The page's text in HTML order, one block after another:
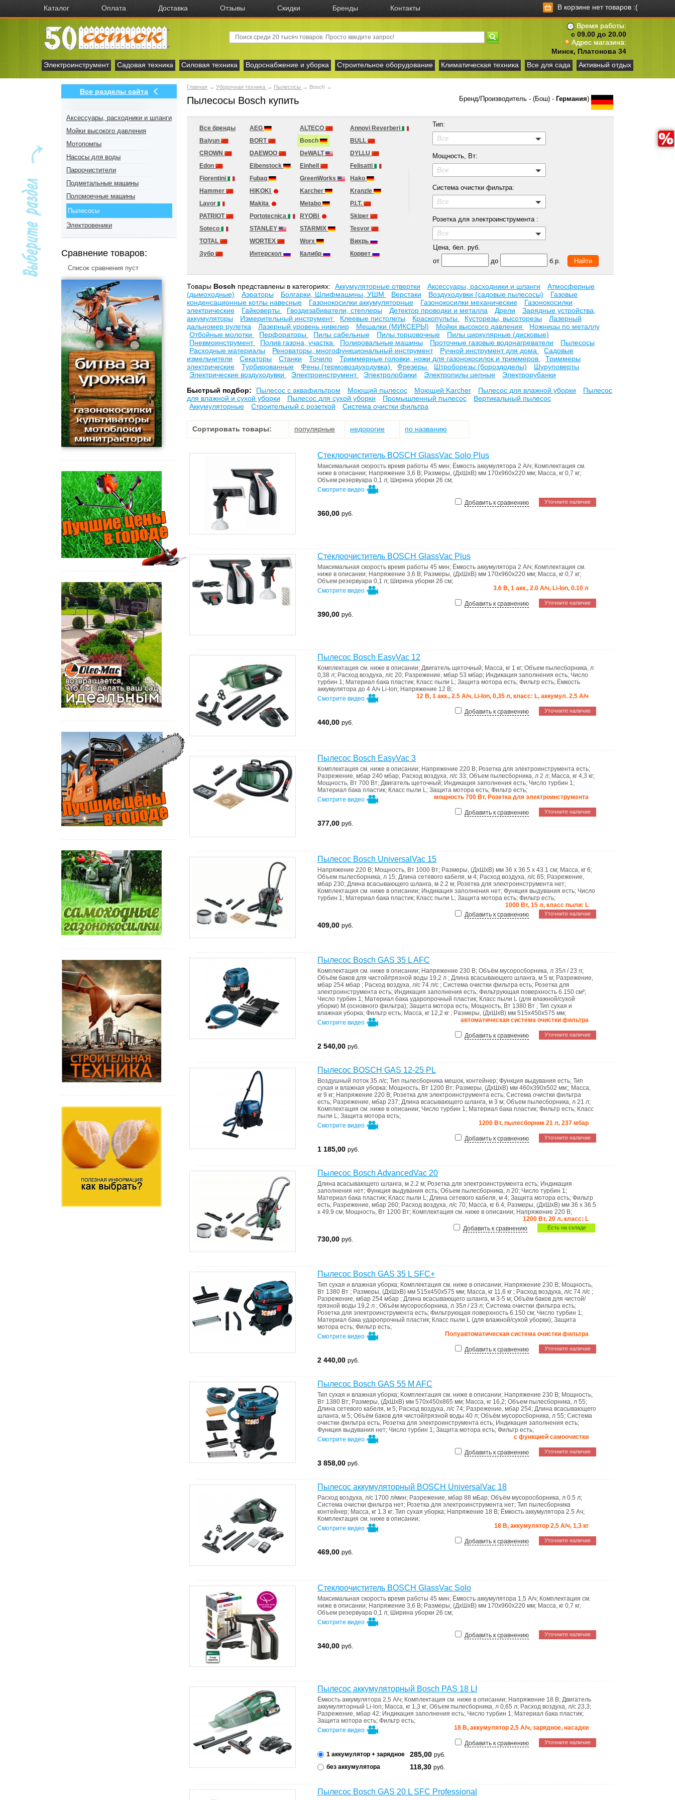
Каталог Оплата Доставка Отзывы Скидки Бренды Контакты В корзине нет товаров :(
Время работы:
с 09.00 до 20.00
Адрес магазина:
Минск, Платонова 34
Электроинструмент
Садовая техника Силовая техника Водоснабжение и уборка Строительное оборудование Климатическая техника Все для сада Активный отдых
Все разделы сайта
Аксесcуары, расходники и шланги
Мойки высокого давления
Мотопомпы
Насосы для воды
Пароочистители
Подметальные машины
Поломоечные машины
Пылесосы
Электровеники
Сравнение товаров:
Список сравнения пуст
Главная → Уборочная техника → Пылесосы → Bosch →
Пылесосы Bosch купить Бренд/Производитель - (Бош) - Германия)
Все бренды AEG ALTECO
Annovi Reverberi
Baiyun
BORT Bosch
BULL
CROWN
DAEWOO DeWALT
DYLLU
Edon
Eibenstock Einhell
Felisatti
Fiorentini
Fubag GreenWorks
Hako
Hammer
HiKOKI Karcher
Kranzle
Lavor
Makita Metabo
P.I.T.
PATRIOT
Portotecnica RYOBI
Skiper
Soteco
STANLEY STARMIX
Tesvor
TOTAL
WORTEX Worx
Вихрь
Зубр
Интерскол Калибр Корвет
Тип:
Все
Мощность, Вт:
Все
Система очистки фильтра:
Все
Розетка для электроинструмента :
Все
Цена, бел. руб.
от
до б.р.
Товары Bosch представлены в категориях: Аккумуляторные отвертки Аксесcуары, расходники и шланги
Атмосферные
(дымоходные)
Аэраторы Болгарки, Шлифмашины, УШМ Верстаки Воздуходувки (садовые пылесосы)
Газовые
конденсационные котлы навесные
Газонокосилки аккумуляторные Газонокосилки механические
Газонокосилки
электрические
Гайковерты Гвоздезабиватели, степлеры Детектор проводки и металла Дрели
Зарядные устройства,
аккумуляторы
Измерительный инструмент Клеевые пистолеты Краскопульты Кусторезы, высоторезы
Лазерный
дальномер рулетка
Лазерный уровень нивелир Мешалки (МИКСЕРЫ) Мойки высокого давления
Ножницы по металлу
Отбойные молотки
Перфораторы Пилы сабельные Пилы торцовочные
Пилы циркулярные (дисковые)
Пневмоинструмент
Полив газона, участка Полировальные машины Проточные газовые водонагреватели
Пылесосы
Расходные материалы
Реноваторы, многофункциональный инструмент Ручной инструмент для дома
Садовые
измельчители
Секаторы Станки Точило Триммерные головки, ножи для газонокосилок и триммеров
Триммеры
электрические
Турбированные Фены (термовоздуходувка) Фрезеры Штроборезы (бороздоделы)
Шуруповерты
Электрические воздуходувки
Электроинструмент Электролобзики Электропилы цепные
Электрорубанки
Быстрый подбор:
Пылесос с аквафильтром Моющий пылесос Моющий Karcher Пылесос для влажной уборки
Пылесос
для влажной и сухой уборки
Пылесос для сухой уборки Промышленный пылесос
Вертикальный пылесос
Аккумуляторные
Строительный с розеткой Система очистки фильтра
Сортировать товары: популярные недорогие по названию
Стеклоочиститель BOSCH GlassVac Solo Plus
Максимальная скорость время работы 45 мин; Ёмкость аккумулятора 2 А/ч; Комплектация см.
ниже в описании; Напряжение 3,6 В; Размеры, (ДхШхВ) мм 170x960x220 мм; Масса, кг 0,7 кг;
Объем резервуара 0,1 л; Ширина уборки 26 см;
Смотрите видео
Уточните наличие
Добавить к сравнению
360,00 руб.
Стеклоочиститель BOSCH GlassVac Plus
Максимальная скорость время работы 45 мин; Ёмкость аккумулятора 2 А/ч; Комплектация см.
ниже в описании; Напряжение 3,6 В; Размеры, (ДхШхВ) мм 170x960x220 мм; Масса, кг 0,7 кг;
Объем резервуара 0,1 л; Ширина уборки 26 см;
3.6 В, 1 акк., 2.0 А/ч, Li-Ion, 0.10 л
Смотрите видео
Уточните наличие
Добавить к сравнению
390,00 руб.
Пылесос Bosch EasyVac 12
Комплектация см. ниже в описании; Двигатель щеточный; Масса, кг 1 кг; Объем пылесборника, л
0,38 л; Расход воздуха, л/с 20; Разрежение, мбар 53 мбар; Индикация заполнения есть; Число
турбин 1; Материал бака пластик; Класс пыли L; Защита мотора есть; Фильтр есть; Ёмкость
аккумулятора до 4 А/ч Li-lon; Напряжение 12 В;
12 В, 1 акк., 2.5 А/ч, Li-Ion, 0,35 л, класс: L, аккумул. 2,5 А/ч
Смотрите видео
Уточните наличие
Добавить к сравнению
440,00 руб.
Пылесос Bosch EasyVac 3
Комплектация см. ниже в описании; Напряжение 220 В; Розетка для электроинструмента есть;
Разрежение, мбар 240 мбар; Расход воздуха, л/с 33; Объем пылесборника, л 2 л; Масса, кг 4,3 кг;
Мощность, Вт 700 Вт; Двигатель щеточный; Индикация заполнения есть; Число турбин 1;
Материал бака пластик; Класс пыли L; Защита мотора есть; Фильтр есть;
мощность 700 Вт, Розетка для электроинструмента
Смотрите видео
Уточните наличие
Добавить к сравнению
377,00 руб.
Пылесос Bosch UniversalVac 15
Напряжение 220 В; Мощность, Вт 1000 Вт; Размеры, (ДхШхВ) мм 36 x 36.5 x 43.1 см; Масса, кг 6;
Объем пылесборника, л 15; Длина сетевого кабеля, м 4; Расход воздуха, л/с 65; Разрежение,
мбар 230; Длина всасывающего шланга, м 2.2 м; Розетка для электроинструмента нет;
Комплектация см. ниже в описании; Индикация заполнения нет; Функция выдувания есть; Число
турбин 1; Материал бака пластик; Класс пыли L; Защита мотора есть; Фильтр есть;
1000 Вт, 15 л, класс пыли: L
Уточните наличие
Добавить к сравнению
409,00 руб.
Пылесос Bosch GAS 35 L AFC
Комплектация см. ниже в описании; Напряжение 230 B; Объём мусоросборника, л 35л / 23 л;
Объём баков для чистой/грязной воды 19,2 л ; Длина всасывающего шланга, м 5 м; Разрежение,
мбар 254 мбар ; Расход воздуха, л/с 74 л/с ; Система очистки фильтра есть; Розетка для
электроинструмента есть; Индикация заполнения есть; Фильтрующая поверхность 6.150 см²;
Число турбин 1; Материал бака ударопрочный пластик; Класс пыли L (для влажной/сухой
уборки) М (основного фильтра); Защита мотора есть; Мощность, Вт 1380 Вт ; Тип сухая и
влажная уборка; Фильтр есть; Масса, кг 12,2 кг ; Размеры, (ДхШхВ) мм 515х450х575 мм;
автоматическая система очистки фильтра
Смотрите видео
Уточните наличие
Добавить к сравнению
2 540,00 руб.
Пылесос BOSCH GAS 12-25 PL
Воздушный поток 35 л/с; Тип пылесборника мешок, контейнер; Функция выдувания есть; Тип
сухая и влажная уборка; Мощность, Вт 1200 Вт; Размеры, (ДхШхВ) мм 460х390х502 мм;; Масса,
кг 9 кг; Напряжение 220 B; Розетка для электроинструмента есть; Система очистки фильтра
есть; Разрежение, мбар 237; Длина всасывающего шланга, м 3 м; Объем пылесборника, л 21 л;
Комплектация см. ниже в описании; Число турбин 1; Материал бака пластик; Фильтр есть; Класс
пыли L; Защита мотора есть;
1200 Вт, пылесборник 21 л, 237 мбар
Смотрите видео
Уточните наличие
Добавить к сравнению
1 185,00 руб.
Пылесос Bosch AdvancedVac 20
Длина всасывающего шланга, м 2.2 м; Розетка для электроинструмента есть; Индикация
заполнения нет; Функция выдувания есть; Объем пылесборника, л 20; Число турбин 1;
Материал бака пластик; Класс пыли L; Длина сетевого кабеля, м 4; Защита мотора есть; Фильтр
есть; Разрежение, мбар 260; Расход воздуха, л/с 70; Масса, кг 6.4; Размеры, (ДхШхВ) мм 36 x 36.5
x 49.9 см; Мощность, Вт 1200 Вт; Комплектация см. ниже в описании; Напряжение 220 В;
1200 Вт, 20 л, класс: L
Есть на складе
Добавить к сравнению
730,00 руб.
Пылесос Bosch GAS 35 L SFC+
Тип сухая и влажная уборка; Комплектация см. ниже в описании; Напряжение 230 B; Мощность,
Вт 1380 Вт ; Размеры, (ДхШхВ) мм 515х450х575 мм; Масса, кг 11,6 кг ; Расход воздуха, л/с 74 л/с ;
Разрежение, мбар 254 мбар ; Длина всасывающего шланга, м 3-5 м; Объём баков для чистой/
грязной воды 19,2 л ; Объём мусоросборника, л 35л / 23 л; Система очистки фильтра есть;
Розетка для электроинструмента есть; Фильтрующая поверхность 6.150 см; Число турбин 1;
Материал бака ударопрочный пластик; Класс пыли L (для влажной/сухой уборки); Защита
мотора есть; Фильтр есть;
Полуавтоматическая система очистки фильтра
Смотрите видео
Уточните наличие
Добавить к сравнению
2 440,00 руб.
Пылесос Bosch GAS 55 M AFC
Тип сухая и влажная уборка; Комплектация см. ниже в описании; Напряжение 230 B; Мощность,
Вт 1380 Вт; Размеры, (ДхШхВ) мм 570x450x865 мм; Масса, кг 16,2; Объем пылесборника, л 55;
Длина сетевого кабеля, м 5; Расход воздуха, л/с 74; Разрежение, мбар 254; Длина всасывающего
шланга, м 5; Объём баков для чистой/грязной воды 40 л; Объём мусоросборника, л 55; Система
очистки фильтра есть; Розетка для электроинструмента есть; Индикация заполнения есть;
Функция выдувания нет; Число турбин 1; Защита мотора есть; Фильтр есть;
с функцией самоочистки
Смотрите видео
Уточните наличие
Добавить к сравнению
3 858,00 руб.
Пылесос аккумуляторный BOSCH UniversalVac 18
Расход воздуха, л/с 1700 л/мин; Разрежение, мбар 88 мБар; Объём мусоросборника, л 0.5 л;
Система очистки фильтра нет; Розетка для электроинструмента нет; Тип пылесборника
контейнер; Масса, кг 1.3 кг; Тип сухая уборка; Напряжение 18 В; Ёмкость аккумулятора 2.5 Ач;
Комплектация см. ниже в описании;
18 В, аккумулятор 2,5 А/ч, 1,3 кг
Смотрите видео
Уточните наличие
Добавить к сравнению
469,00 руб.
Стеклоочиститель BOSCH GlassVac Solo
Максимальная скорость время работы 45 мин; Ёмкость аккумулятора 1,5 А/ч; Комплектация см.
ниже в описании; Напряжение 3,6 В; Размеры, (ДхШхВ) мм 170x960x220 мм; Масса, кг 0,7 кг;
Объем резервуара 0,1 л; Ширина уборки 26 см;
Смотрите видео
Уточните наличие
Добавить к сравнению
340,00 руб.
Пылесос аккумуляторный Bosch PAS 18 LI
Ёмкость аккумулятора 2,5 А/ч; Комплектация см. ниже в описании; Напряжение 18 В; Двигатель
аккумуляторный Li-lon; Масса, кг 1,3 кг; Объем пылесборника, л 0,65 л; Расход воздуха, л/с 23,3;
Разрежение, мбар 42; Индикация заполнения есть; Число турбин 1; Материал бака пластик;
Защита мотора есть; Фильтр есть;
18 В, аккумулятор 2,5 А/ч, зарядное, насадки
Смотрите видео
Уточните наличие
Добавить к сравнению
1 аккумулятор + зарядное
285,00 руб.
без аккумулятора
118,30 руб.
Пылесос Bosch GAS 20 L SFC Professional